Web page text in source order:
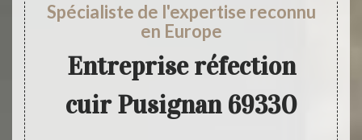
Spécialiste de l'expertise reconnu
en Europe
Entreprise réfection
cuir Pusignan 69330